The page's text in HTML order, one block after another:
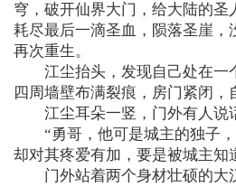
穹，破开仙界大门，给大陆的圣
耗尽最后一滴圣血，陨落圣崖，
再次重生。
江尘抬头，发现自己处在一
四周墙壁布满裂痕，房门紧闭，
江尘耳朵一竖，门外有人说
“勇哥，他可是城主的独子，
却对其疼爱有加，要是被城主知
门外站着两个身材壮硕的大